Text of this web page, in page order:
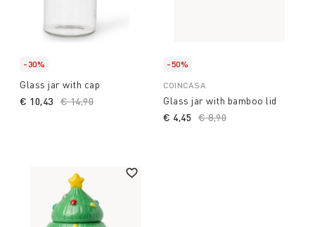
-30%
Glass jar with cap
Price reduced from
€ 14,90
€ 10,43
-50%
COINCASA
Glass jar with bamboo lid
Price reduced from
€ 8,90
€ 4,45